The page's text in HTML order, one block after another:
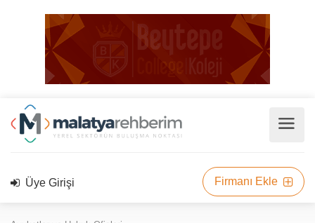
Üye Girişi Firmanı Ekle